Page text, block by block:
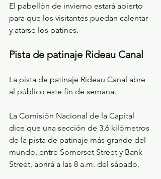
El pabellón de invierno estará abierto
para que los visitantes puedan calentar
y atarse los patines.
Pista de patinaje Rideau Canal
La pista de patinaje Rideau Canal abre
al público este fin de semana.
La Comisión Nacional de la Capital
dice que una sección de 3,6 kilómetros
de la pista de patinaje más grande del
mundo, entre Somerset Street y Bank
Street, abrirá a las 8 a.m. del sábado.